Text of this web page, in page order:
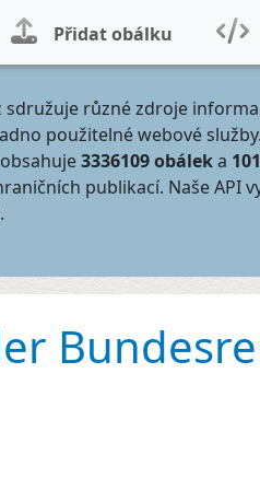
Přidat obálku
sdružuje různé zdroje
použitelné webové
3336109 obáleka
publikací. Naše API